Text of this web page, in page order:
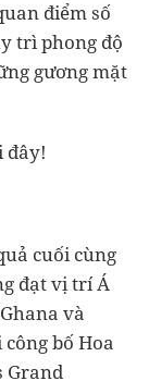
điểm số
trì phong độ
gương mặt
đây!
cuối cùng
đạt vị trí Á
và
bố Hoa
Grand